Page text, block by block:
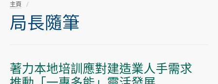
主頁
局長隨筆
著力本地培訓應對建造業人手需求